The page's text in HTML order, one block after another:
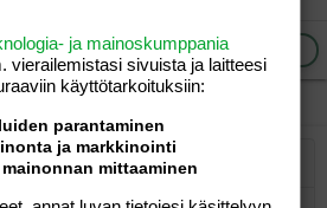
editoriin…lista
editoriin…
Lisää hyperlinkki
Lisää kuva
HymiötLaajennettuun
Kumoa
ja mainoskumppania
vierailemis­tasi sivuista ja laitteesi
käyttötarkoituksiin:
parantaminen
ja markkinointi
mittaaminen